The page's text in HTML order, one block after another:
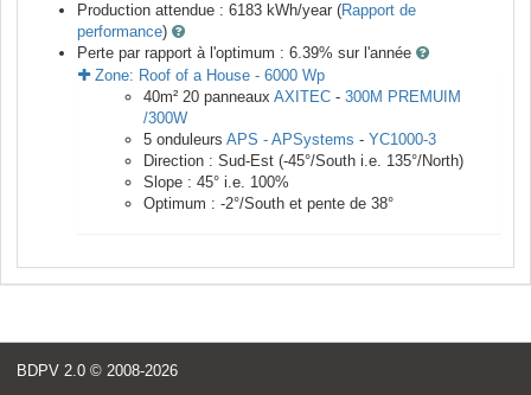
Production attendue : 6183 kWh/year (Rapport de
performance)
Perte par rapport à l'optimum : 6.39% sur l'année
Zone: Roof of a House - 6000 Wp
40m² 20 panneaux AXITEC - 300M PREMUIM
/300W
5 onduleurs APS - APSystems - YC1000-3
Direction : Sud-Est (-45°/South i.e. 135°/North)
Slope : 45° i.e. 100%
Optimum : -2°/South et pente de 38°
BDPV 2.0 © 2008-2026